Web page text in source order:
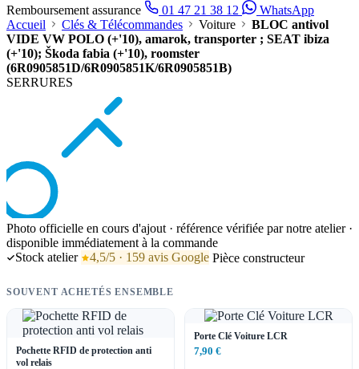
Remboursement assurance
01 47 21 38 12
WhatsApp
Accueil
Clés & Télécommandes Voiture
BLOC antivol
VIDE VW POLO (+'10), amarok, transporter ; SEAT ibiza
(+'10); Škoda fabia (+'10), roomster
(6R0905851D/6R0905851K/6R0905851B)
SERRURES
Photo officielle en cours d'ajout · référence vérifiée par notre atelier ·
disponible immédiatement à la commande
Stock atelier
4,5/5 · 159 avis Google Pièce constructeur
SOUVENT ACHETÉS ENSEMBLE
Pochette RFID de protection anti
vol relais
Porte Clé Voiture LCR
7,90 €